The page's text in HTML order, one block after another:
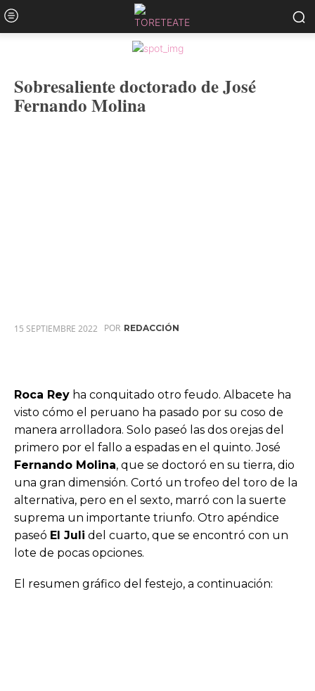
Sobresaliente doctorado de José
Fernando Molina
15 SEPTIEMBRE 2022 POR REDACCIÓN
Roca Rey ha conquitado otro feudo. Albacete ha
visto cómo el peruano ha pasado por su coso de
manera arrolladora. Solo paseó las dos orejas del
primero por el fallo a espadas en el quinto. José
Fernando Molina, que se doctoró en su tierra, dio
una gran dimensión. Cortó un trofeo del toro de la
alternativa, pero en el sexto, marró con la suerte
suprema un importante triunfo. Otro apéndice
paseó El Juli del cuarto, que se encontró con un
lote de pocas opciones.
El resumen gráfico del festejo, a continuación: